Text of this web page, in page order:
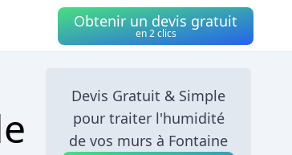
Obtenir un devis gratuit
en 2 clics
Devis Gratuit & Simple
pour traiter l'humidité
de vos murs à Fontaine